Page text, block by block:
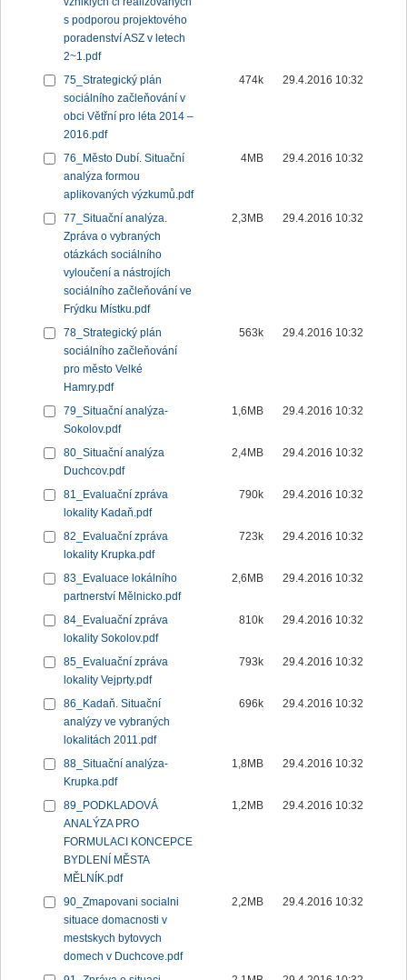
s podporou projektového
poradenství ASZ v letech
2~1.pdf
75_Strategický plán
sociálního začleňování v
obci Větřní pro léta 2014 –
2016.pdf
474k 29.4.2016 10:32
76_Město Dubí. Situační
analýza formou
aplikovaných výzkumů.pdf
4MB 29.4.2016 10:32
77_Situační analýza.
Zpráva o vybraných
otázkách sociálního
vyloučení a nástrojích
sociálního začleňování ve
Frýdku Místku.pdf
2,3MB 29.4.2016 10:32
78_Strategický plán
sociálního začleňování
pro město Velké
Hamry.pdf
563k 29.4.2016 10:32
79_Situační analýza-
Sokolov.pdf
1,6MB 29.4.2016 10:32
80_Situační analýza
Duchcov.pdf
2,4MB 29.4.2016 10:32
81_Evaluační zpráva
lokality Kadaň.pdf
790k 29.4.2016 10:32
82_Evaluační zpráva
lokality Krupka.pdf
723k 29.4.2016 10:32
83_Evaluace lokálního
partnerství Mělnicko.pdf
2,6MB 29.4.2016 10:32
84_Evaluační zpráva
lokality Sokolov.pdf
810k 29.4.2016 10:32
85_Evaluační zpráva
lokality Vejprty.pdf
793k 29.4.2016 10:32
86_Kadaň. Situační
analýzy ve vybraných
lokalitách 2011.pdf
696k 29.4.2016 10:32
88_Situační analýza-
Krupka.pdf
1,8MB 29.4.2016 10:32
89_PODKLADOVÁ
ANALÝZA PRO
FORMULACI KONCEPCE
BYDLENÍ MĚSTA
MĚLNÍK.pdf
1,2MB 29.4.2016 10:32
90_Zmapovani socialni
situace domacnosti v
mestskych bytovych
domech v Duchcove.pdf
2,2MB 29.4.2016 10:32